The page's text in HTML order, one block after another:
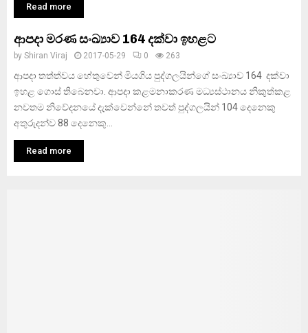
Read more
ආපදා මරණ සංඛ්‍යාව 164 දක්වා ඉහළට
by Shiran Viraj 2017-05-29 0 263
ආපදා තත්ත්වය හේතුවෙන් මියගිය පුද්ගලයින්ගේ සංඛ්‍යාව 164 දක්වා
ඉහළ ගොස් තිබෙනවා. ආපදා කළමනාකරණ මධ්‍යස්ථානය නිකුත්කළ
නවතම නිවේදනයේ දැක්වෙන්නේ තවත් පුද්ගලයින් 104 දෙනෙකු
අතුරුදන්ව 88 දෙනෙකු...
Read more